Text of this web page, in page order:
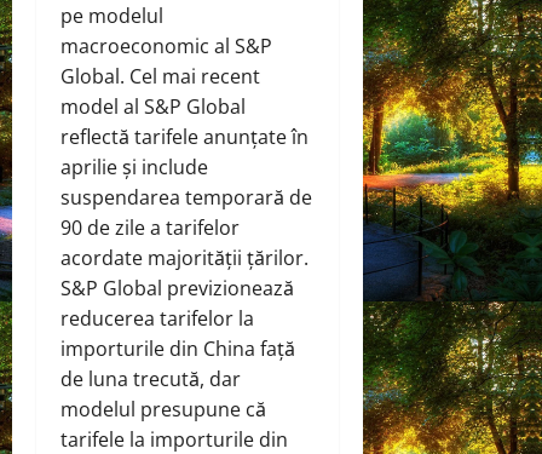
pe modelul
macroeconomic al S&P
Global. Cel mai recent
model al S&P Global
reflectă tarifele anunțate în
aprilie și include
suspendarea temporară de
90 de zile a tarifelor
acordate majorității țărilor.
S&P Global previzionează
reducerea tarifelor la
importurile din China față
de luna trecută, dar
modelul presupune că
tarifele la importurile din